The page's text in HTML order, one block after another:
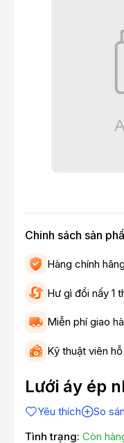
Chinh sách sản
Hàng chính
Hư gì đổi nấy 1
Miễn phí giao
Kỹ thuật viên
Lưới áy ép
Yêu thích
So
Tình trạng: Còn